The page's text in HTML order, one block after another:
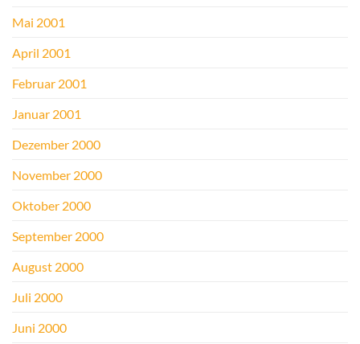
Mai 2001
April 2001
Februar 2001
Januar 2001
Dezember 2000
November 2000
Oktober 2000
September 2000
August 2000
Juli 2000
Juni 2000